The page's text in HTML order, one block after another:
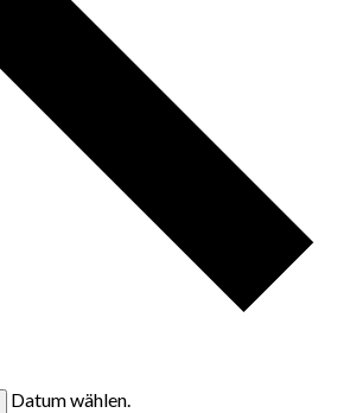
Datum wählen.